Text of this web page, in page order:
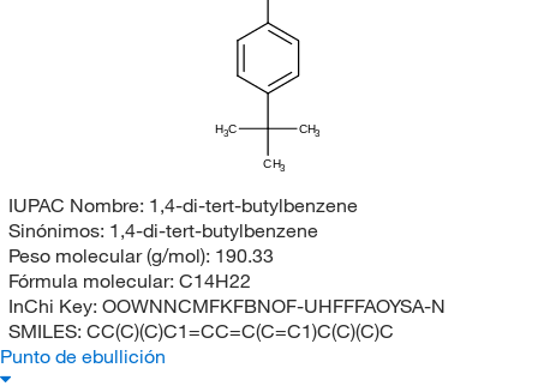
CH3
H3C CH3
IUPAC Nombre: 1,4-di-tert-butylbenzene
Sinónimos: 1,4-di-tert-butylbenzene
Peso molecular (g/mol): 190.33
Fórmula molecular: C14H22
InChi Key: OOWNNCMFKFBNOF-UHFFFAOYSA-N
SMILES: CC(C)(C)C1=CC=C(C=C1)C(C)(C)C
Punto de ebullición